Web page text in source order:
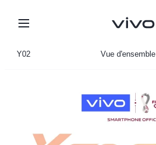
Y02 Vue d'ensemble
Paramètre